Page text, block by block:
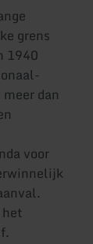
grens
1940
dan
voor